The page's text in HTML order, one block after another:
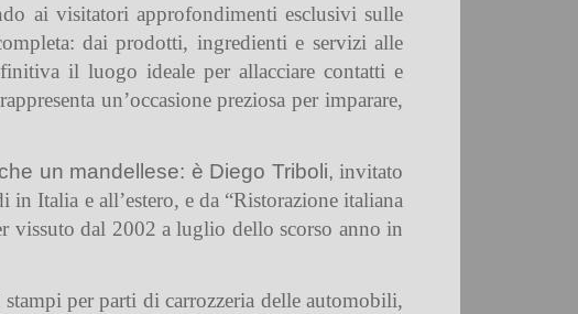
ai visitatori approfondimenti esclusivi sulle
dai prodotti, ingredienti e servizi alle
il luogo ideale per allacciarecontatti e
un’occasione preziosa per imparare,
un mandellese: è Diego Triboli, invitato
Italia e all’estero, e da “Ristorazione italiana
vissuto dal 2002 a luglio dello scorso anno in
per parti di carrozzeria delle automobili,